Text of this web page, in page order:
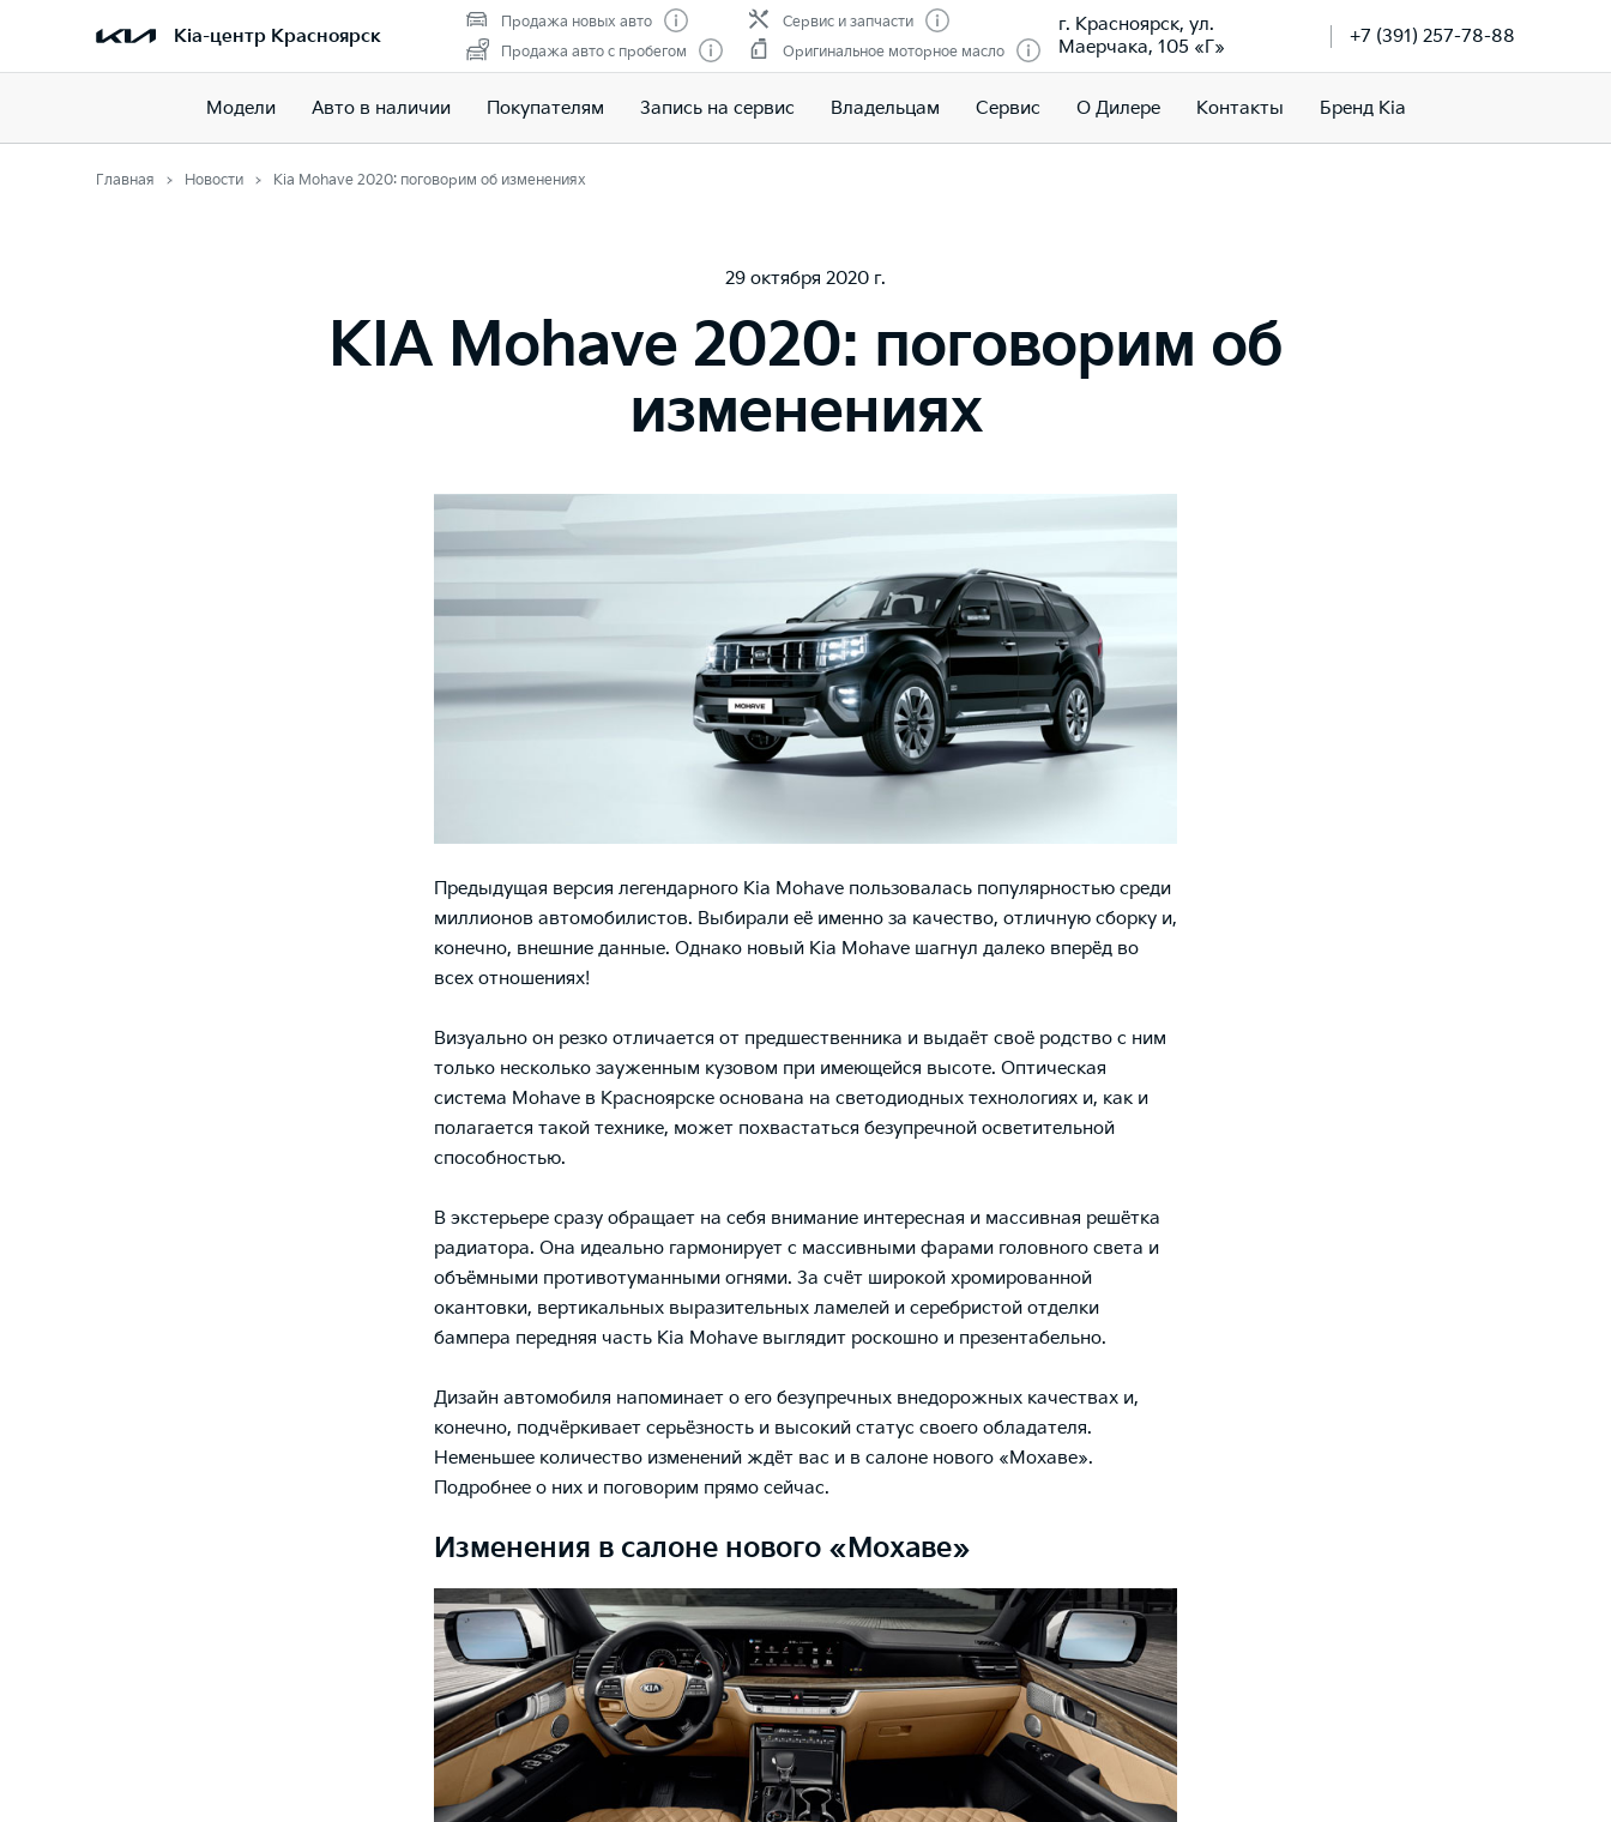
Kia-центр Красноярск
Продажа новых авто
Продажа авто с пробегом
Сервис и запчасти
Оригинальное моторное масло
г. Красноярск, ул.
Маерчака, 105 «Г»
+7 (391) 257-78-88
Модели Авто в наличии Покупателям Запись на сервис Владельцам Сервис О Дилере Контакты Бренд Kia
Главная Новости Kia Mohave 2020: поговорим об изменениях
29 октября 2020 г.
KIA Mohave 2020: поговорим об
изменениях
Предыдущая версия легендарного Kia Mohave пользовалась популярностью среди
миллионов автомобилистов. Выбирали её именно за качество, отличную сборку и,
конечно, внешние данные. Однако новый Kia Mohave шагнул далеко вперёд во
всех отношениях!
Визуально он резко отличается от предшественника и выдаёт своё родство с ним
только несколько зауженным кузовом при имеющейся высоте. Оптическая
система Mohave в Красноярске основана на светодиодных технологиях и, как и
полагается такой технике, может похвастаться безупречной осветительной
способностью.
В экстерьере сразу обращает на себя внимание интересная и массивная решётка
радиатора. Она идеально гармонирует с массивными фарами головного света и
объёмными противотуманными огнями. За счёт широкой хромированной
окантовки, вертикальных выразительных ламелей и серебристой отделки
бампера передняя часть Kia Mohave выглядит роскошно и презентабельно.
Дизайн автомобиля напоминает о его безупречных внедорожных качествах и,
конечно, подчёркивает серьёзность и высокий статус своего обладателя.
Неменьшее количество изменений ждёт вас и в салоне нового «Мохаве».
Подробнее о них и поговорим прямо сейчас.
Изменения в салоне нового «Мохаве»